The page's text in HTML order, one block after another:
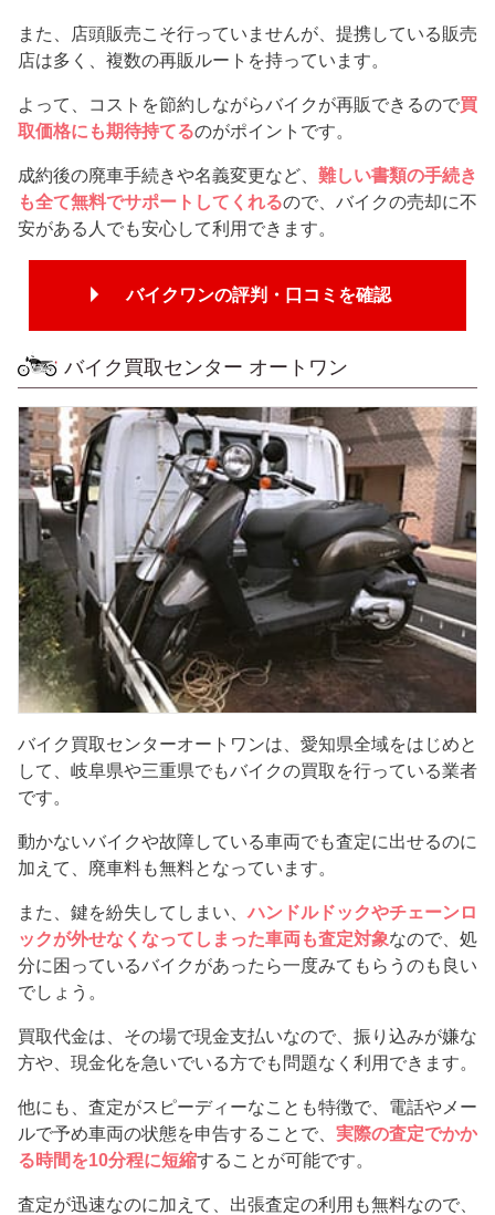
また、店頭販売こそ行っていませんが、提携している販売
店は多く、複数の再販ルートを持っています。
よって、コストを節約しながらバイクが再販できるので買
取価格にも期待持てるのがポイントです。
成約後の廃車手続きや名義変更など、 難しい書類の手続き
も全て無料でサポートしてくれるので、バイクの売却に不
安がある人でも安心して利用できます。
バイクワンの評判・口コミを確認
バイク買取センター オートワン
バイク買取センターオートワンは、愛知県全域をはじめと
して、岐阜県や三重県でもバイクの買取を行っている業者
です。
動かないバイクや故障している車両でも査定に出せるのに
加えて、廃車料も無料となっています。
また、鍵を紛失してしまい、ハンドルドックやチェーンロ
ックが外せなくなってしまった車両も査定対象なので、処
分に困っているバイクがあったら一度みてもらうのも良い
でしょう。
買取代金は、その場で現金支払いなので、振り込みが嫌な
方や、現金化を急いでいる方でも問題なく利用できます。
他にも、査定がスピーディーなことも特徴で、電話やメー
ルで予め車両の状態を申告することで、 実際の査定でかか
る時間を10分程に短縮することが可能です。
査定が迅速なのに加えて、出張査定の利用も無料なので、